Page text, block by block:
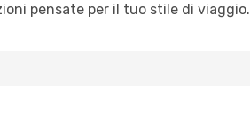
pensate per il tuo stile di viaggio.